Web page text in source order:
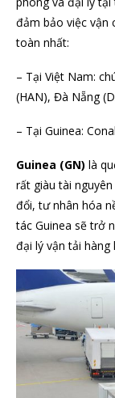
đảm bảo việc vận
toàn nhất:
– Tại Việt Nam:
(HAN), Đà Nẵng
– Tại Guinea:
Guinea (GN) là
rất giàu tài
đổi, tư nhân hóa
tác Guinea sẽ trở
đại lý vận tải hàng